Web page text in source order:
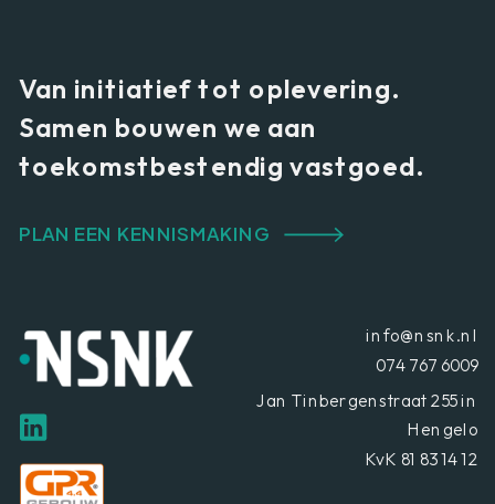
Van initiatief tot oplevering.
Samen bouwen we aan
toekomstbestendig vastgoed.
info@nsnk.nl
074 767 6009
Jan Tinbergenstraat 255 in
Hengelo
KvK 81 83 14 12
PLAN EEN KENNISMAKING